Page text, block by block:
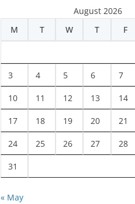
August 2026
M
T W T F
3 4 5 6 7
10 11 12 13 14
17 18 19 20 21
24 25 26 27 28
31
« May